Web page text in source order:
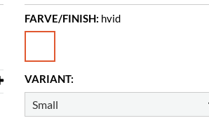
FARVE/FINISH: hvid
VARIANT: